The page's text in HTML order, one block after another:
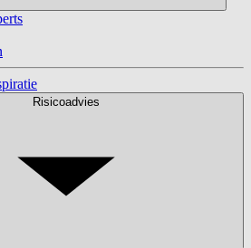
Risicoadvies